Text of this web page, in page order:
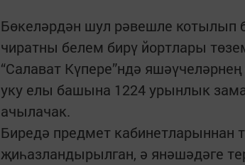
Бөкеләрдән шул рәвешле котылып
чиратны белем бирү йортлары
“Салават Күпере”ндә
уку елы башына 1224 урынлык
ачылачак.
Биредә предмет кабинетларыннан
җиһазландырылган, ә янәшәдәге